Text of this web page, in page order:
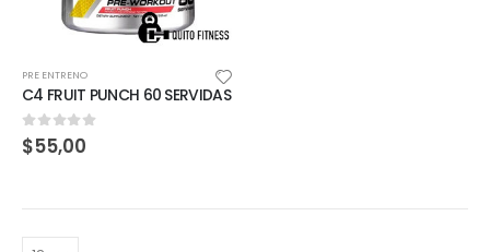
PRE ENTRENO
C4 FRUIT PUNCH 60 SERVIDAS
0out of 5
$55,00